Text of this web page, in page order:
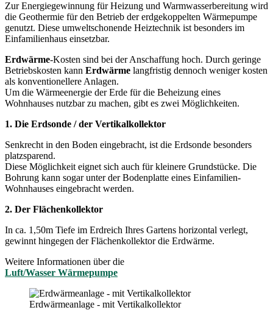
Zur Energiegewinnung für Heizung und Warmwasserbereitung wird
die Geothermie für den Betrieb der erdgekoppelten Wärmepumpe
genutzt. Diese umweltschonende Heiztechnik ist besonders im
Einfamilienhaus einsetzbar.
Erdwärme-Kosten sind bei der Anschaffung hoch. Durch geringe
Betriebskosten kann Erdwärme langfristig dennoch weniger kosten
als konventionellere Anlagen.
Um die Wärmeenergie der Erde für die Beheizung eines
Wohnhauses nutzbar zu machen, gibt es zwei Möglichkeiten.
1. Die Erdsonde / der Vertikalkollektor
Senkrecht in den Boden eingebracht, ist die Erdsonde besonders
platzsparend.
Diese Möglichkeit eignet sich auch für kleinere Grundstücke. Die
Bohrung kann sogar unter der Bodenplatte eines Einfamilien-
Wohnhauses eingebracht werden.
2. Der Flächenkollektor
In ca. 1,50m Tiefe im Erdreich Ihres Gartens horizontal verlegt,
gewinnt hingegen der Flächenkollektor die Erdwärme.
Weitere Informationen über die
Luft/Wasser Wärmepumpe
Erdwärmeanlage - mit Vertikalkollektor